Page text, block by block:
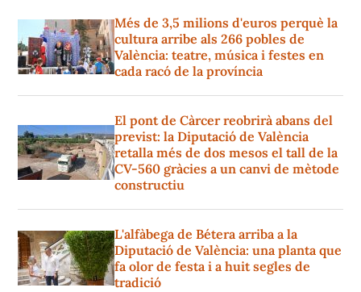
Més de 3,5 milions d'euros perquè la
cultura arribe als 266 pobles de
València: teatre, música i festes en
cada racó de la província
El pont de Càrcer reobrirà abans del
previst: la Diputació de València
retalla més de dos mesos el tall de la
CV-560 gràcies a un canvi de mètode
constructiu
L'alfàbega de Bétera arriba a la
Diputació de València: una planta que
fa olor de festa i a huit segles de
tradició